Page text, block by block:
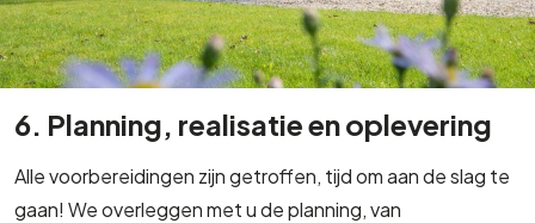
6. Planning, realisatie en oplevering
Alle voorbereidingen zijn getroffen, tijd om aan de slag te
gaan! We overleggen met u de planning, van